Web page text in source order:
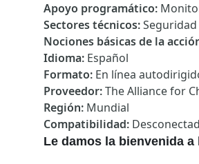
Apoyo programático:
Sectores técnicos:
Nociones básicas de la
Idioma: Español
Formato: En línea
Proveedor:The Alliance for
Región: Mundial
Compatibilidad:
Le damos la bienvenida